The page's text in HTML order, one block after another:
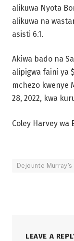
alikuwa Nyota
alikuwa na
asisti 6.1.
Akiwa bado na
alipigwa faini ya
mchezo kwenye
28, 2022, kwa
Coley Harvey wa
Dejounte Murray's
LEAVE A